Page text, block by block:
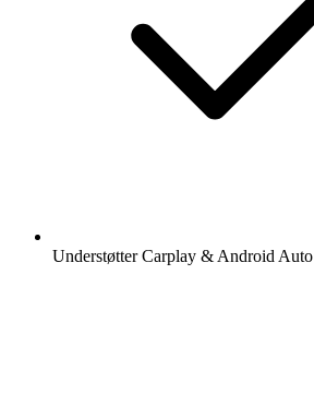
Understøtter Carplay & Android Auto